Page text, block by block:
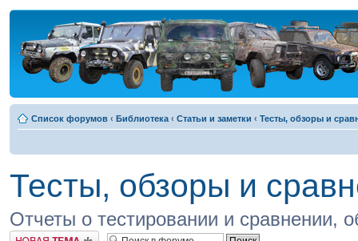
Список форумов ‹ Библиотека ‹ Статьи и заметки ‹ Тесты, обзоры и
Тесты, обзоры и
Отчеты о тестировании и сравнении,
Новая тема